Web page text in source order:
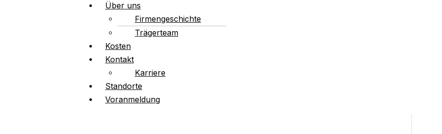
Über uns
Firmengeschichte
Trägerteam
Kosten
Kontakt
Karriere
Standorte
Voranmeldung